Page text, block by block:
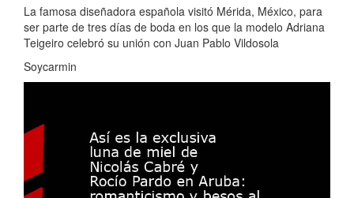
La famosa diseñadora española visitó Mérida, México, para
ser parte de tres días de boda en los que la modelo Adriana
Teigeiro celebró su unión con Juan Pablo Vildosola
Soycarmin